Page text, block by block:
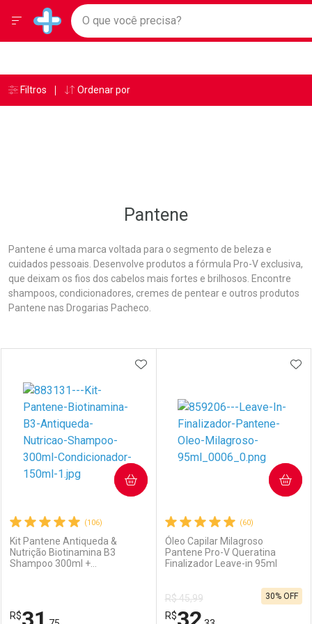
Drogarias Pacheco
Baixe nosso APP e aproveite Ofertas Exclusivas!
Ir direto para a home
pela página
Ir direto para o conteúdo
Ir direto para a busca
Ir direto para a ajuda
Ir direto para a notificações
Faça a sua busca
O que você precisa?
Menu
Breadcrumb
Drogarias Pacheco Pantene
Pantene
Pantene é uma marca voltada para o segmento de beleza e
cuidados pessoais. Desenvolve produtos a fórmula Pro-V exclusiva,
que deixam os fios dos cabelos mais fortes e brilhosos. Encontre
shampoos, condicionadores, cremes de pentear e outros produtos
Pantene nas Drogarias Pacheco.
(106)
Kit Pantene Antiqueda &
Nutrição Biotinamina B3
Shampoo 300ml +
R$
ADICIONAR AOS FAVORITOS
COMPRAR
(60)
Óleo Capilar Milagroso
Pantene Pro-V Queratina
Finalizador Leave-in 95ml
R$ 45,99
R$
30% OFF
COMPRAR
Âncoras
Filtros Ordenar por